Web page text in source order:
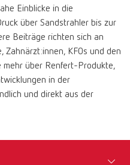
Einblicke in die
über Sandstrahler bis zur
Beiträge richten sich an
Zahnärzt:innen, KFOs und den
mehr über Renfert-Produkte,
in der
und direkt aus der